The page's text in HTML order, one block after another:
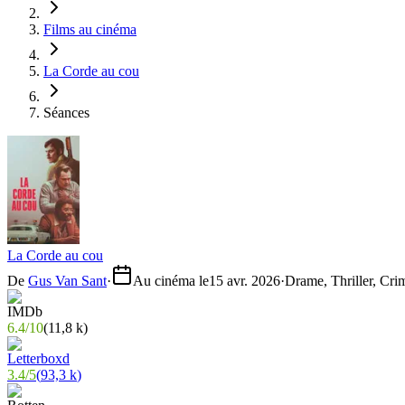
Films au cinéma
La Corde au cou
Séances
La Corde au cou
De Gus Van Sant· Au cinéma le15 avr. 2026·Drame, Thriller,
6.4/10(11,8 k)
3.4/5(93,3 k)